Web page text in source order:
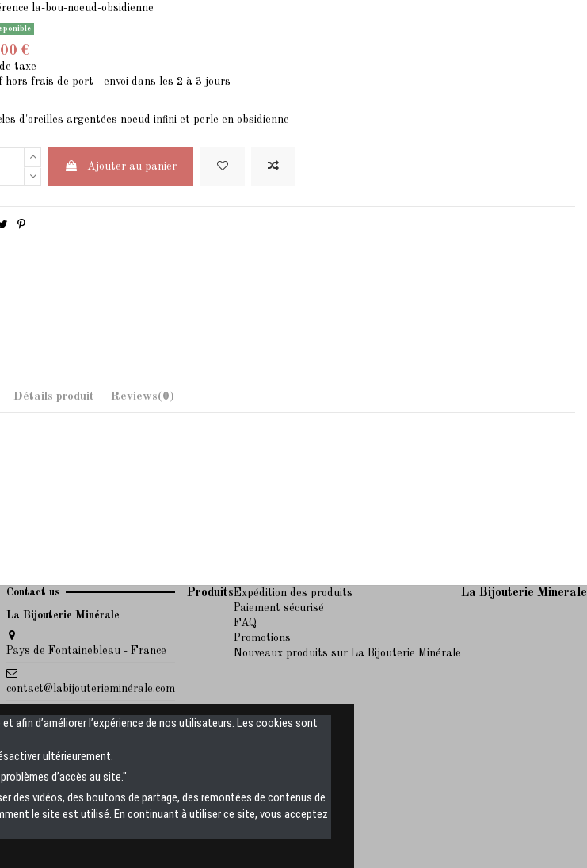
la-bou-noeud-obsidienne
€
taxe
hors frais de port - envoi dans les 2 à 3 jours
d'oreilles argentées noeud infini et perle en obsidienne
Ajouter au panier
Détails produit Reviews(0)
Contact us
La Bijouterie Minérale
Pays de Fontainebleau - France
contact@labijouterieminérale.com
produits, n'hésitez pas à nous
répondrons rapidement.
ProduitsExpédition des produits
Paiement sécurisé
FAQ
Promotions
Nouveaux produits sur La Bijouterie Minérale
La Bijouterie Minerale
d’améliorer l’expérience de nos utilisateurs. Les cookies sont
ultérieurement.
d’accès au site."
des vidéos, des boutons de partage, des remontées de contenus de
le site est utilisé. En continuant à utiliser ce site, vous acceptez